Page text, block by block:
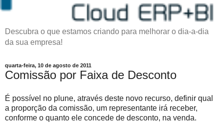
Descubra o que estamos criando para melhorar o dia-a-dia
da sua empresa!
quarta-feira, 10 de agosto de 2011
Comissão por Faixa de Desconto
É possível no plune, através deste novo recurso, definir qual
a proporção da comissão, um representante irá receber,
conforme o quanto ele concede de desconto, na venda.